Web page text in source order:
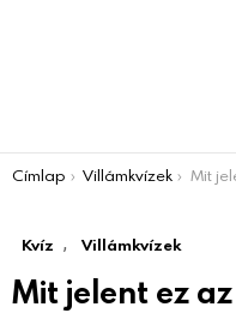
You are here:
Címlap Villámkvízek Mit jelent ez
Kvíz , Villámkvízek
Mit jelent ez